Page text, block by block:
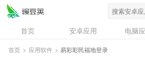
首页 安卓应用 电脑
资讯
专题
首页 > 应用软件 > 易彩彩民福地登录